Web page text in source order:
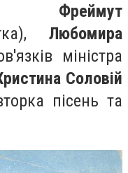
Фреймут
), Любомира
міністра
Соловій
пісень та